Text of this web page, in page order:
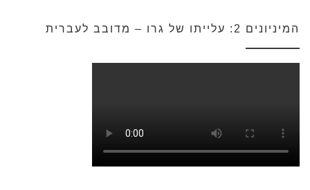
המיניונים 2: עלייתו של גרו – מדובב לעברית